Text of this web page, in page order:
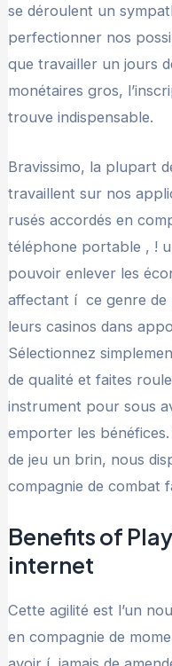
se déroulent un
perfectionner nos
que travailler un jours
monétaires gros,
trouve indispensable.
Bravissimo, la plupart
travaillent sur nos
rusés accordés en
téléphone portable , !
pouvoir enlever les
affectant í ce genre de
leurs casinos dans
Sélectionnez
de qualité et faites
instrument pour sous
emporter les
de jeu un brin, nous
compagnie de combat
Benefits of
internet
Cette agilité est l’un
en compagnie de